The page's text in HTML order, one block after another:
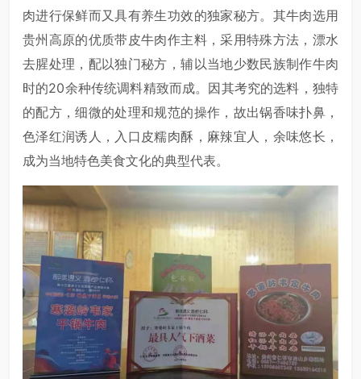
肉进行保鲜而又具有养生功效的独家秘方。其牛肉选用
贵州高原的优质带皮牛肉作主料，采用特殊方法，漂水
去腥处理，配以独门秘方，辅以当地少数民族制作牛肉
时的20余种传统调料精致而成。因其考究的选料，独特
的配方，细微的处理和规范的操作，故出锅香味扑鼻，
色泽红润诱人，入口皮糯肉酥，麻辣宜人，余味悠长，
成为当地特色美食文化的典型代表。